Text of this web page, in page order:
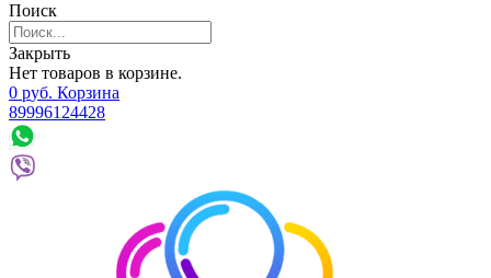
Поиск
Закрыть
Нет товаров в корзине.
0 руб. Корзина
89996124428